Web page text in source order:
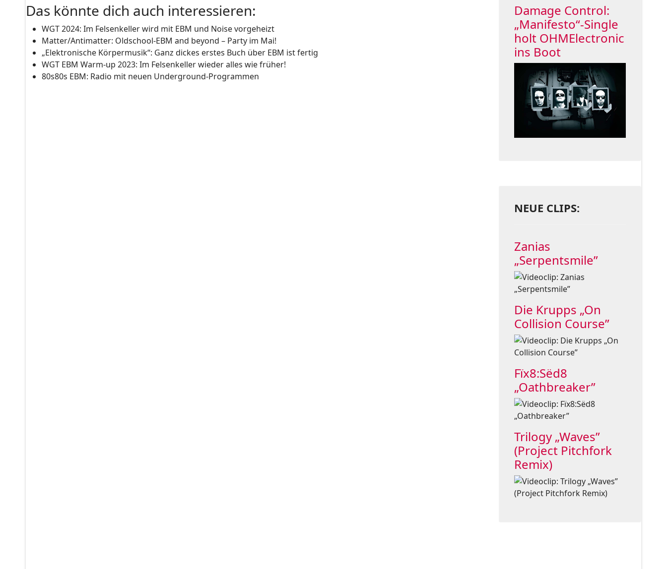
Das könnte dich auch interessieren:
WGT 2024: Im Felsenkeller wird mit EBM und Noise vorgeheizt
Matter/Antimatter: Oldschool-EBM and beyond – Party im Mai!
„Elektronische Körpermusik“: Ganz dickes erstes Buch über EBM ist fertig
WGT EBM Warm-up 2023: Im Felsenkeller wieder alles wie früher!
80s80s EBM: Radio mit neuen Underground-Programmen
Damage Control:
„Manifesto“-Single
holt OHMElectronic
ins Boot
NEUE CLIPS:
Zanias
„Serpentsmile”
Die Krupps „On
Collision Course”
Fïx8:Sëd8
„Oathbreaker”
Trilogy „Waves”
(Project Pitchfork
Remix)